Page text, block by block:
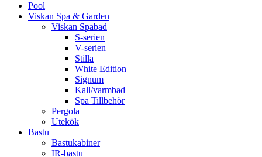
Pool
Viskan Spa & Garden
Viskan Spabad
S-serien
V-serien
Stilla
White Edition
Signum
Kall/varmbad
Spa Tillbehör
Pergola
Utekök
Bastu
Bastukabiner
IR-bastu